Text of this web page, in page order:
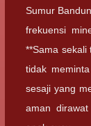
Sumur
frekuensi
**Sama sekali
tidak
sesaji yang
aman